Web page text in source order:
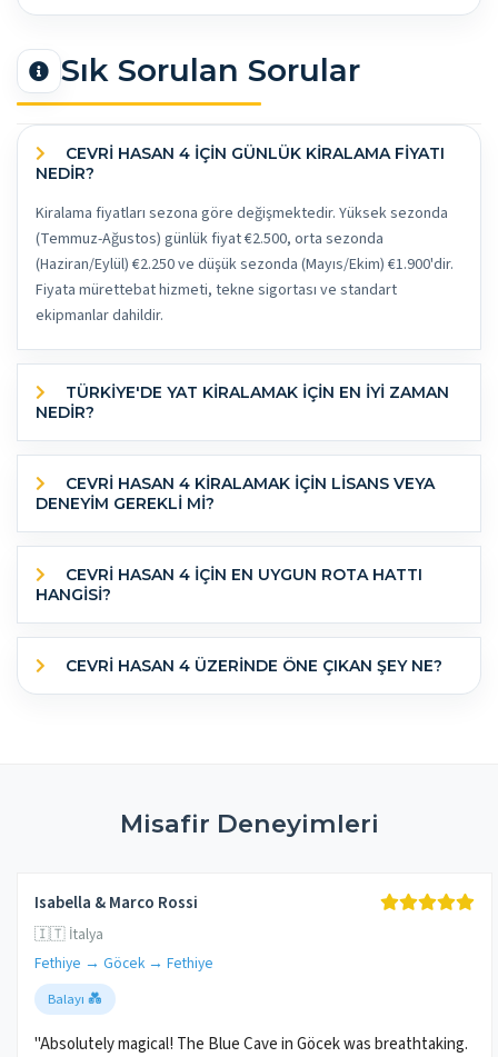
Sık Sorulan Sorular
NEDİR?
Kiralama fiyatları sezona göre değişmektedir. Yüksek sezonda
(Temmuz-Ağustos) günlük fiyat €2.500, orta sezonda
(Haziran/Eylül) €2.250 ve düşük sezonda (Mayıs/Ekim) €1.900'dir.
Fiyata mürettebat hizmeti, tekne sigortası ve standart
ekipmanlar dahildir.
NEDİR?
DENEYİM GEREKLİ Mİ?
HANGISI?
CEVRI HASAN 4 ÜZERINDE ÖNE ÇIKAN ŞEY NE?
Misafir Deneyimleri
Isabella & Marco Rossi
🇮🇹 İtalya
Fethiye → Göcek → Fethiye
Balayı 💑
"Absolutely magical! The Blue Cave in Göcek was breathtaking.